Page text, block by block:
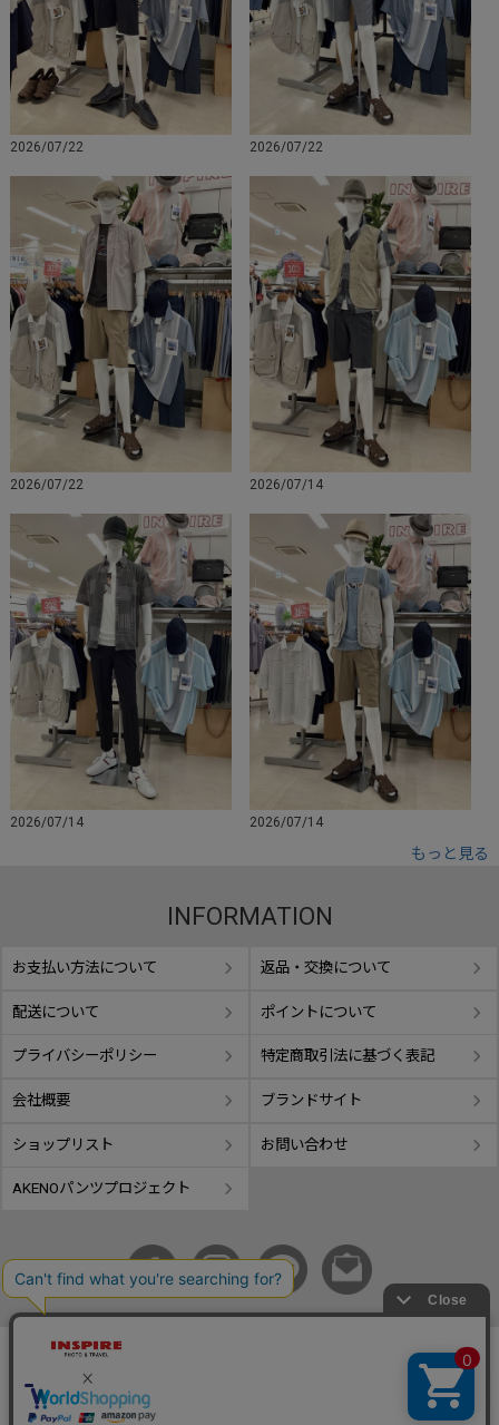
2026/07/22 2026/07/22
2026/07/22 2026/07/14
2026/07/14 2026/07/14
もっと見る
INFORMATION
お支払い方法について 返品・交換について
配送について ポイントについて
プライバシーポリシー 特定商取引法に基づく表記
会社概要 ブランドサイト
ショップリスト お問い合わせ
AKENOパンツプロジェクト
copyright © GIFUTAKE All rights reserved.